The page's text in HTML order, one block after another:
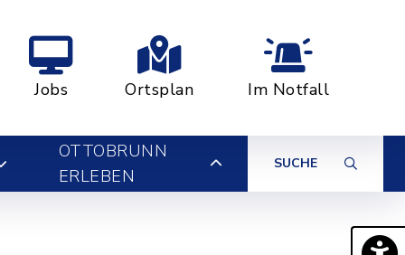
Jobs Ortsplan Im Notfall
OTTOBRUNN
ERLEBEN
SUCHE